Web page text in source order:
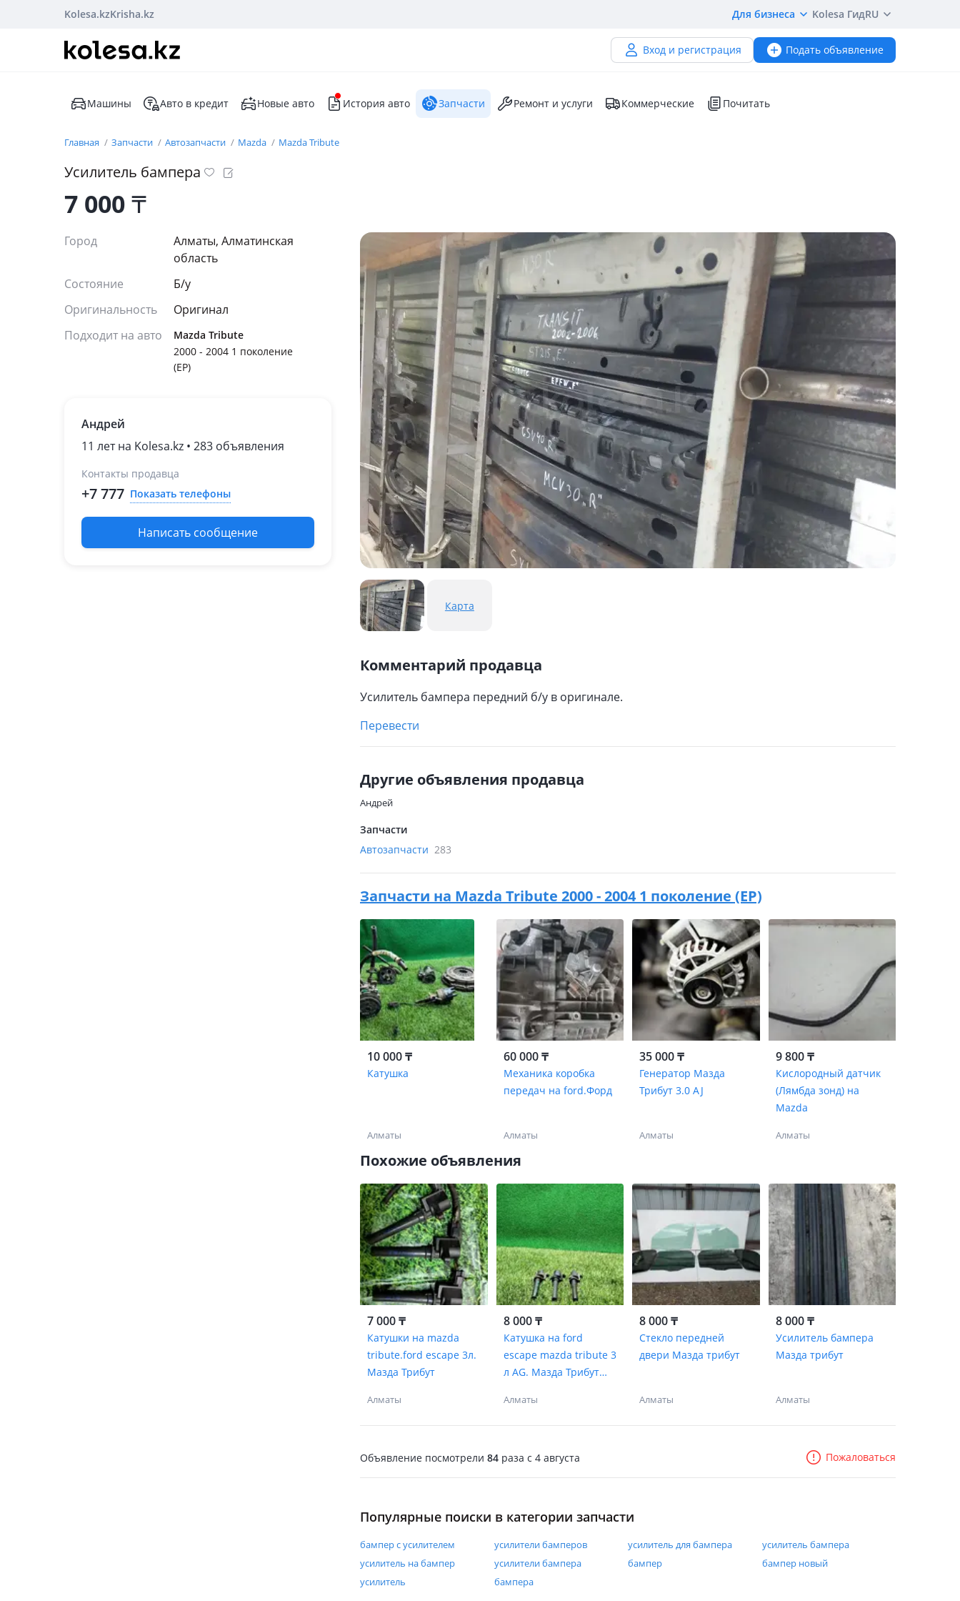
Kolesa.kzKrisha.kz Для бизнеса Kolesa ГидRU
Вход и регистрация Подать объявление
Машины Авто в кредит Новые авто История авто Запчасти Ремонт и услуги Коммерческие Почитать
Главная Запчасти Автозапчасти Mazda Mazda Tribute
Усилитель бампера
7 000₸
Город
Алматы, Алматинская
область
Состояние
Б/y
Оригинальность
Оригинал
Подходит на авто
Mazda Tribute
2000 - 2004 1 поколение
(EP)
Андрей
11 лет на Kolesa.kz • 283 объявления
Контакты продавца
+7 777 Показать телефоны
Написать сообщение
Карта
Комментарий продавца
Усилитель бампера передний б/у в оригинале.
Перевести
Другие объявления продавца
Андрей
Запчасти
Автозапчасти 283
Запчасти на Mazda Tribute 2000 - 2004 1 поколение (EP)
10 000 ₸
Катушка
Алматы
60 000 ₸
Механика коробка
передач на ford.Форд
Алматы
35 000 ₸
Генератор Мазда
Трибут 3.0 AJ
Алматы
9 800 ₸
Кислородный датчик
(Лямбда зонд) на
Mazda
Алматы
Похожие объявления
7 000 ₸
Катушки на mazda
tribute.ford escape 3л.
Мазда Трибут
Алматы
8 000 ₸
Катушка на ford
escape mazda tribute 3
л AG. Мазда Трибут
Алматы
8 000 ₸
Стекло передней
двери Мазда трибут
Алматы
8 000 ₸
Усилитель бампера
Мазда трибут
Алматы
Объявление посмотрели 84 раза c 4 августа Пожаловаться
Популярные поиски в категории запчасти
бампер с усилителем усилители бамперов усилитель для бампера
усилитель бампера
усилитель на бампер
усилители бампера бампер
бампер новый
усилитель
бампера